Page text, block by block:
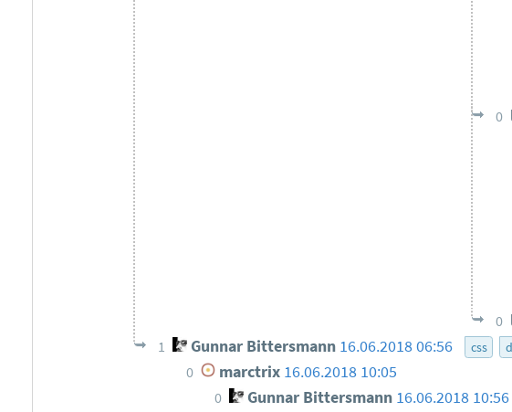
0
0
1 Gunnar Bittersmann 16.06.2018 06:56 css
0 marctrix 16.06.2018 10:05
0 Gunnar Bittersmann 16.06.2018 10:56